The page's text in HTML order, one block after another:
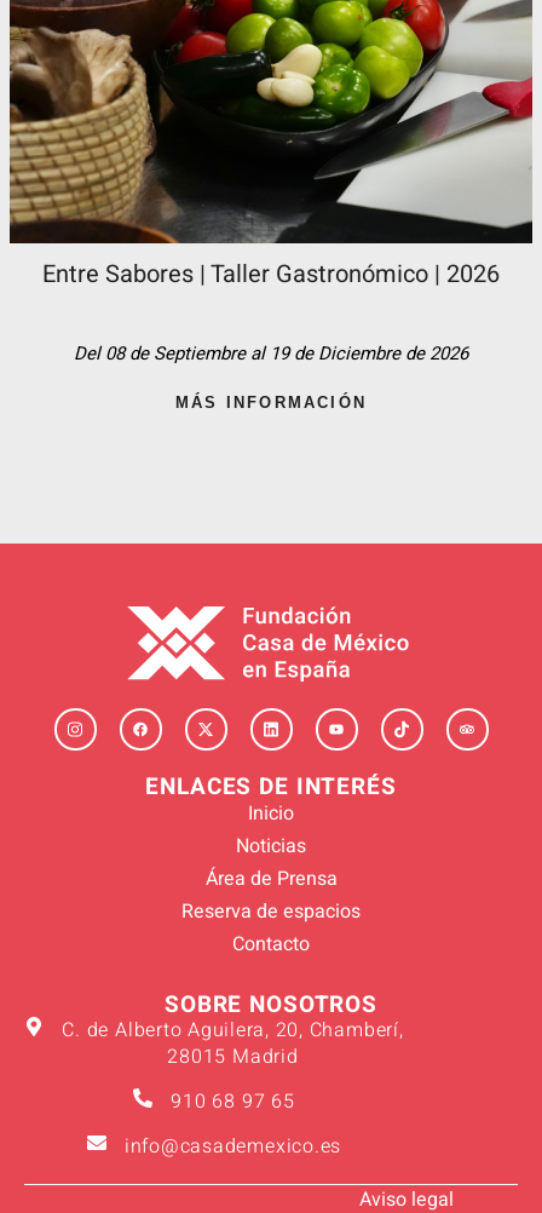
Entre Sabores | Taller Gastronómico | 2026
Del 08 de Septiembre al 19 de Diciembre de 2026
MÁS INFORMACIÓN
ENLACES DE INTERÉS
Inicio
Noticias
Área de Prensa
Reserva de espacios
Contacto
SOBRE NOSOTROS
C. de Alberto Aguilera, 20, Chamberí,
28015 Madrid
910 68 97 65
info@casademexico.es
Aviso legal